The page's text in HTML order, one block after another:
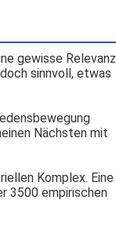
gewisse Relevanz
sinnvoll, etwas
Nächsten mit
Komplex. Eine
3500 empirischen